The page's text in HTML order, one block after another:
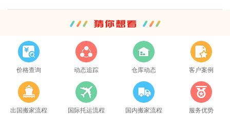
价格查询 动态追踪 仓库动态 客户案例
出国搬家流程 国际托运流程 国内搬家流程 服务优势